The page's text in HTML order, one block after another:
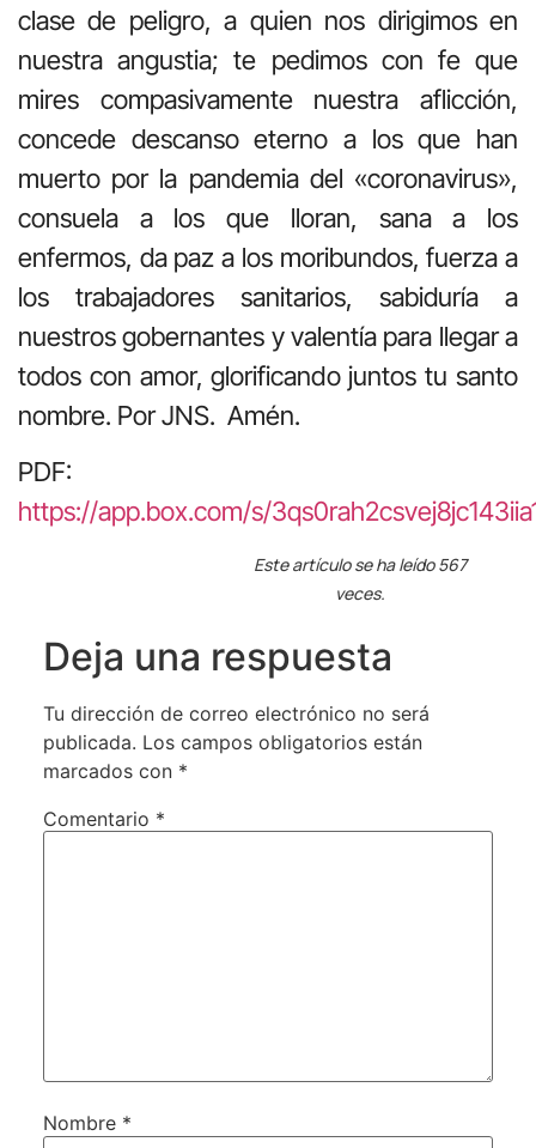
clase de peligro, a quien nos dirigimos en
nuestra angustia; te pedimos con fe que
mires compasivamente nuestra aflicción,
concede descanso eterno a los que han
muerto por la pandemia del «coronavirus»,
consuela a los que lloran, sana a los
enfermos, da paz a los moribundos, fuerza a
los trabajadores sanitarios, sabiduría a
nuestros gobernantes y valentía para llegar a
todos con amor, glorificando juntos tu santo
nombre. Por JNS. Amén.
PDF:
https://app.box.com/s/
Este artículo se ha leído 567
veces.
Deja una respuesta
Tu dirección de correo electrónico no será
publicada. Los campos obligatorios están
marcados con *
Comentario *
Nombre *